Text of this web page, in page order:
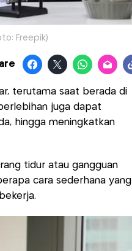
Freepik)
terutama saat berada di
juga dapat
hingga meningkatkan
tidur atau gangguan
cara sederhana yang